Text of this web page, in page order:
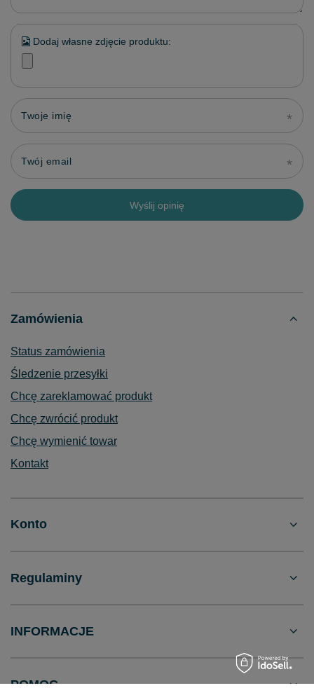
Dodaj własne zdjęcie produktu:
Twoje imię
Twój email
Wyślij opinię
Zamówienia
Status zamówienia
Śledzenie przesyłki
Chcę zareklamować produkt
Chcę zwrócić produkt
Chcę wymienić towar
Kontakt
Konto
Regulaminy
INFORMACJE
POMOC